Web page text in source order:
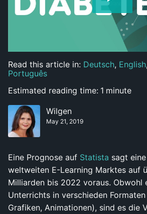
Read this article in: Deutsch, English,
Português
Estimated reading time: 1 minute
Wilgen
May 21, 2019
Eine Prognose auf Statista sagt
weltweiten E-Learning Marktes auf
Milliarden bis 2022 voraus. Obwohl
Unterrichts in verschieden
Grafiken, Animationen), sind es die